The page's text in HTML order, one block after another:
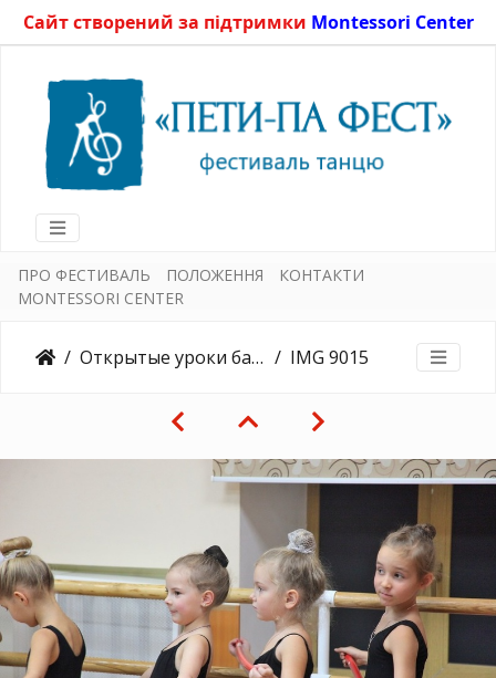
Сайт створений за підтримки Montessori Center
ПРО ФЕСТИВАЛЬ ПОЛОЖЕННЯ
КОНТАКТИ
MONTESSORI CENTER
Открытые уроки балета, средняя группа 12.11.2016 IMG 9015